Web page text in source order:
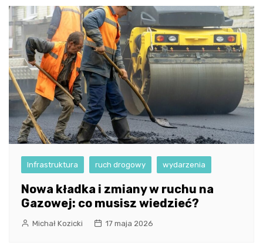
Infrastruktura ruch drogowy wydarzenia
Nowa kładka i zmiany w ruchu na
Gazowej: co musisz wiedzieć?
Michał Kozicki 17 maja 2026